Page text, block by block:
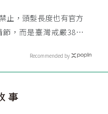
止，頭髮長度也有官方
，而是臺灣戒嚴38年
Recommended by